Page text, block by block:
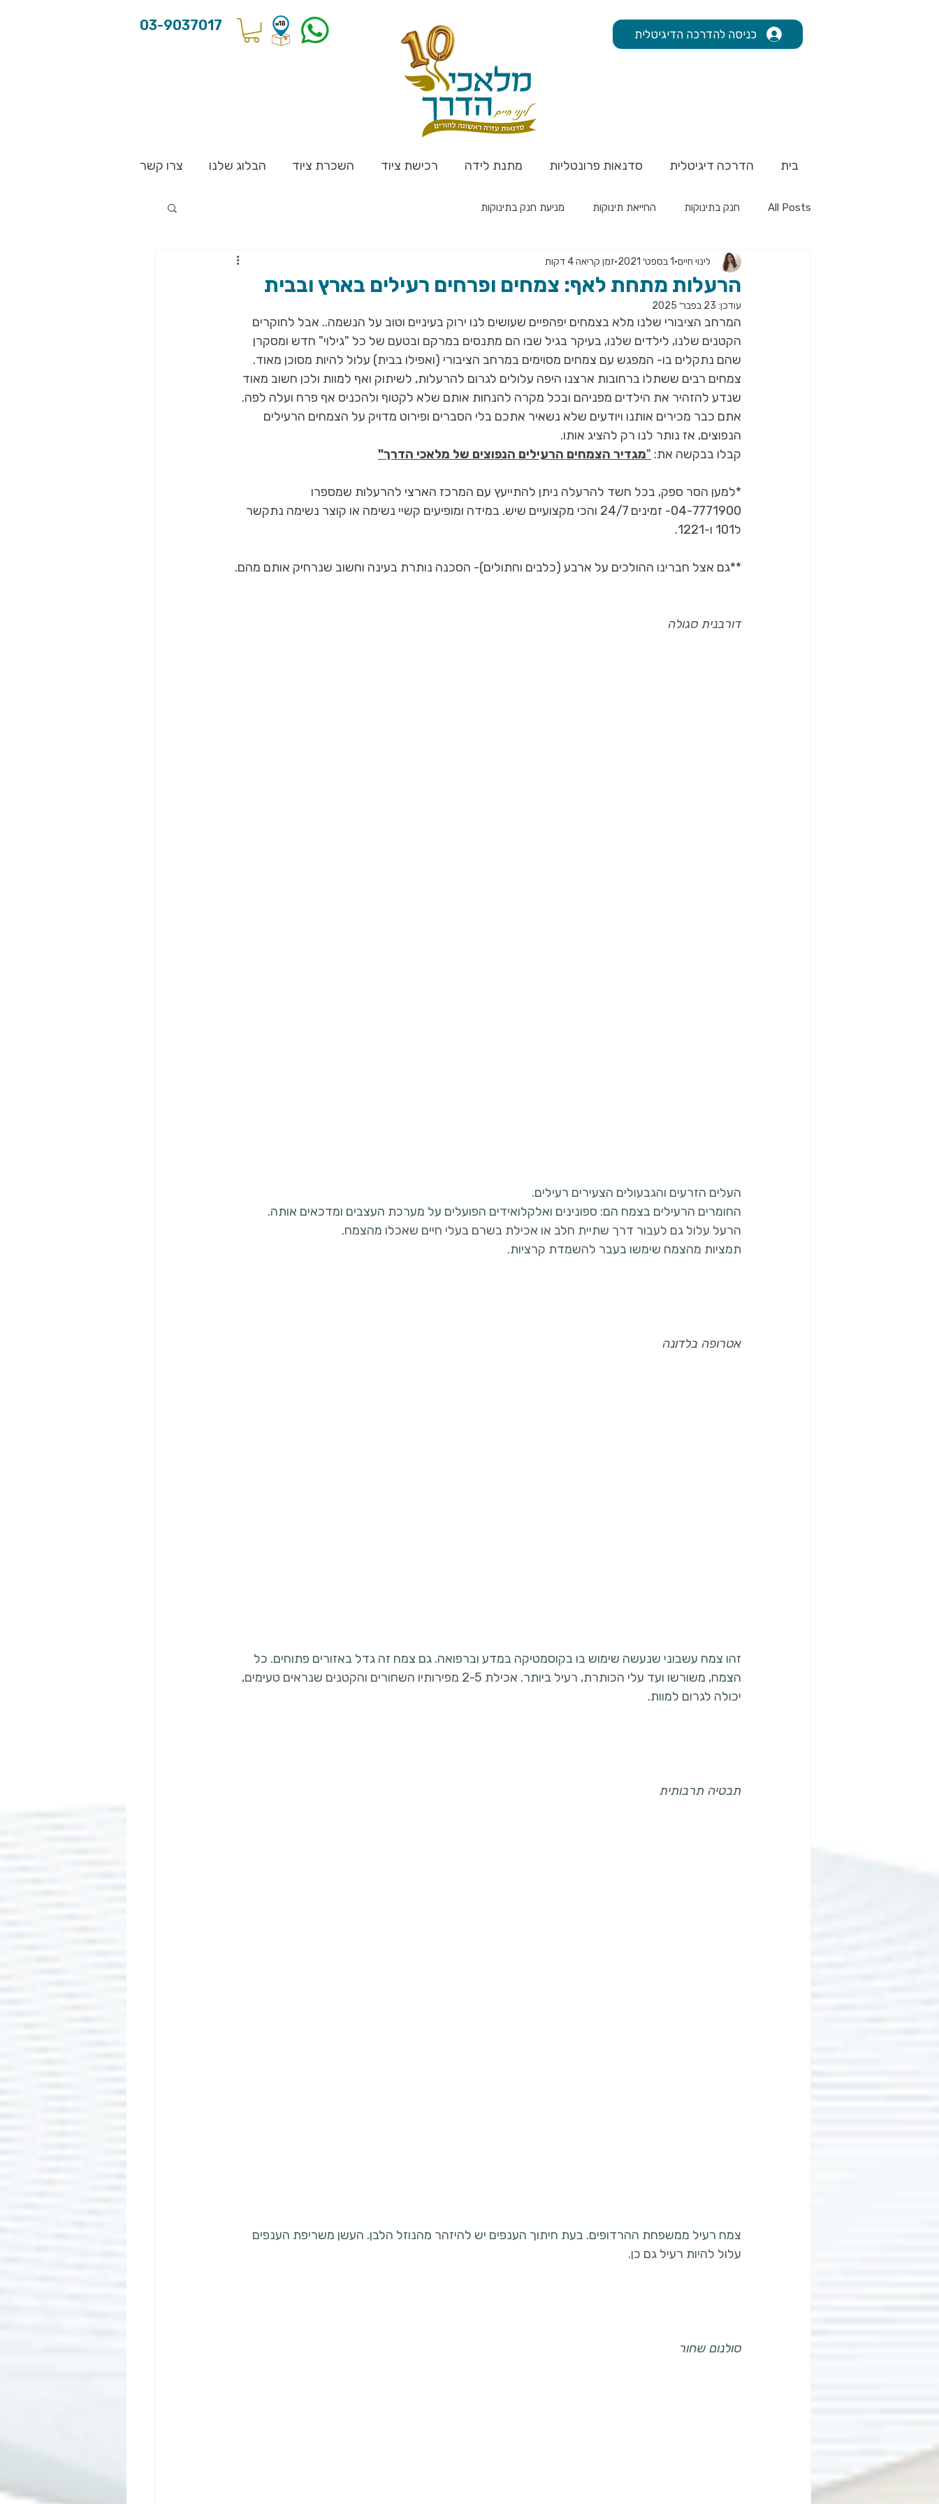
03-9037017
כניסה להדרכה הדיגיטלית
בית הדרכה דיגיטלית סדנאות פרונטליות מתנת לידה רכישת ציוד השכרת ציוד הבלוג שלנו צרו קשר
All Posts חנק בתינוקות החייאת תינוקות מניעת חנק בתינוקות
הרעלות מתחת לאף: צמחים ופרחים רעילים בארץ ובבית
לינוי חיים 1 בספט׳ 2021 זמן קריאה 4 דקות
עודכן: 23 בפבר׳ 2025
המרחב הציבורי שלנו מלא בצמחים יפהפיים שעושים לנו ירוק בעיניים וטוב על הנשמה.. אבל לחוקרים
הקטנים שלנו, לילדים שלנו, בעיקר בגיל שבו הם מתנסים במרקם ובטעם של כל "גילוי" חדש ומסקרן
שהם נתקלים בו- המפגש עם צמחים מסוימים במרחב הציבורי (ואפילו בבית) עלול להיות מסוכן מאוד.
צמחים רבים ששתלו ברחובות ארצנו היפה עלולים לגרום להרעלות, לשיתוק ואף למוות ולכן חשוב מאוד
שנדע להזהיר את הילדים מפניהם ובכל מקרה להנחות אותם שלא לקטוף ולהכניס אף פרח ועלה לפה.
אתם כבר מכירים אותנו ויודעים שלא נשאיר אתכם בלי הסברים ופירוט מדויק על הצמחים הרעילים
הנפוצים, אז נותר לנו רק להציג אותו.
קבלו בבקשה את: "מגדיר הצמחים הרעילים הנפוצים של מלאכי הדרך"
*למען הסר ספק, בכל חשד להרעלה ניתן להתייעץ עם המרכז הארצי להרעלות שמספרו
04-7771900- זמינים 24/7 והכי מקצועיים שיש. במידה ומופיעים קשיי נשימה או קוצר נשימה נתקשר
ל101 ו-1221.
**גם אצל חברינו ההולכים על ארבע (כלבים וחתולים)- הסכנה נותרת בעינה וחשוב שנרחיק אותם מהם.
דורבנית סגולה
העלים הזרעים והגבעולים הצעירים רעילים.
החומרים הרעילים בצמח הם: ספונינים ואלקלואידים הפועלים על מערכת העצבים ומדכאים אותה.
הרעל עלול גם לעבור דרך שתיית חלב או אכילת בשרם בעלי חיים שאכלו מהצמח.
תמציות מהצמח שימשו בעבר להשמדת קרציות.
אטרופה בלדונה
זהו צמח עשבוני שנעשה שימוש בו בקוסמטיקה במדע וברפואה. גם צמח זה גדל באזורים פתוחים. כל
הצמח, משורשו ועד עלי הכותרת, רעיל ביותר. אכילת 2-5 מפירותיו השחורים והקטנים שנראים טעימים,
יכולה לגרום למוות.
תבטיה תרבותית
צמח רעיל ממשפחת ההרדופים. בעת חיתוך הענפים יש להיזהר מהנוזל הלבן. העשן משריפת הענפים
עלול להיות רעיל גם כן.
סולנום שחור